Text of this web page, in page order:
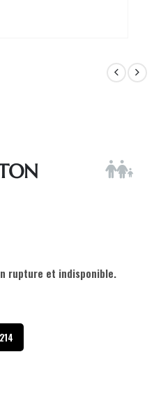
rupture et indisponible.